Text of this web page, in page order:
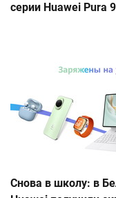
серии Huawei Pura
Снова в школу: в